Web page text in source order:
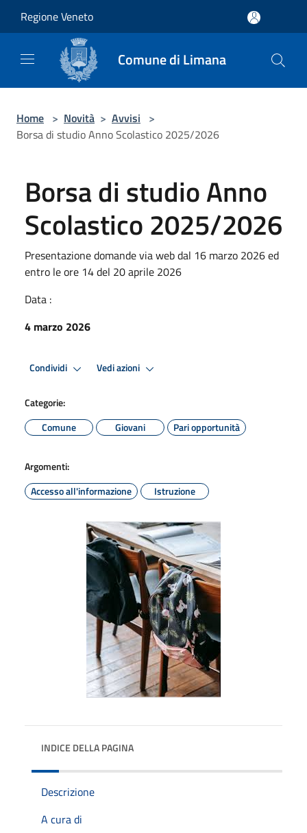
Regione Veneto
Comune di Limana
Home > Novità > Avvisi >
Borsa di studio Anno Scolastico 2025/2026
Borsa di studio Anno
Scolastico 2025/2026
Presentazione domande via web dal 16 marzo 2026 ed
entro le ore 14 del 20 aprile 2026
Data :
4 marzo 2026
Condividi Vedi azioni
Categorie:
Comune
Giovani Pari opportunità
Argomenti:
Accesso all'informazione
Istruzione
INDICE DELLA PAGINA
Descrizione
A cura di